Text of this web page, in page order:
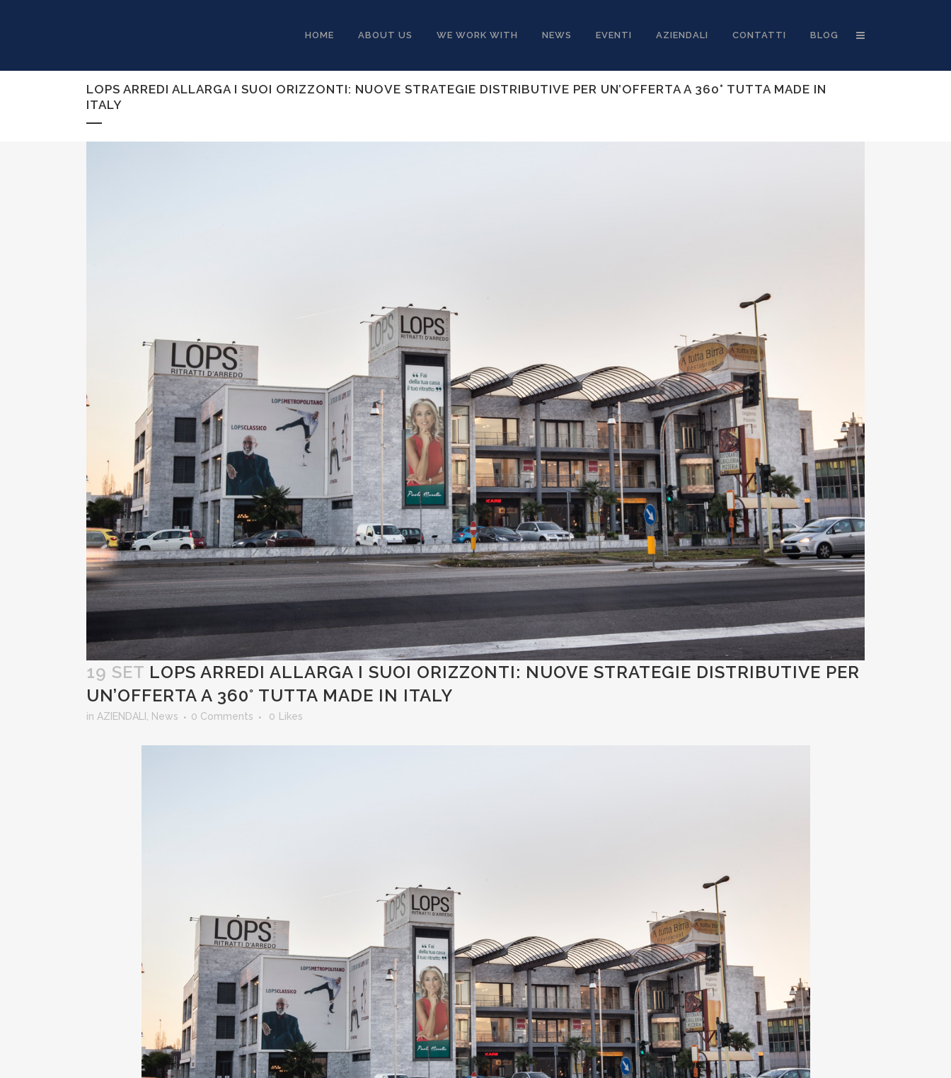
HOME ABOUT US WE WORK WITH NEWS EVENTI AZIENDALI CONTATTI BLOG
LOPS ARREDI ALLARGA I SUOI ORIZZONTI: NUOVE STRATEGIE DISTRIBUTIVE PER UN’OFFERTA A 360° TUTTA MADE IN
ITALY
19 SET LOPS ARREDI ALLARGA I SUOI ORIZZONTI: NUOVE STRATEGIE DISTRIBUTIVE PER
UN’OFFERTA A 360° TUTTA MADE IN ITALY
in AZIENDALI News 0 Comments 0 Likes